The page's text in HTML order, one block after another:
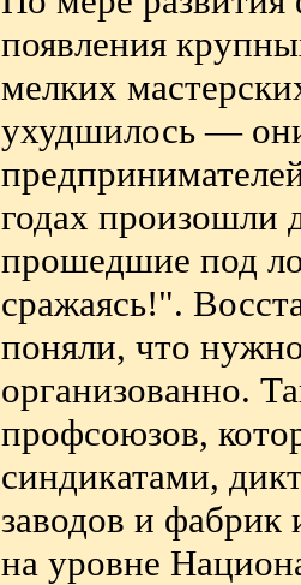
появления
мелких
ухудшилось —
годах произошли
прошедшие под
сражаясь!".
поняли, что
организованно.
профсоюзов,
синдикатами,
заводов и
на уровне